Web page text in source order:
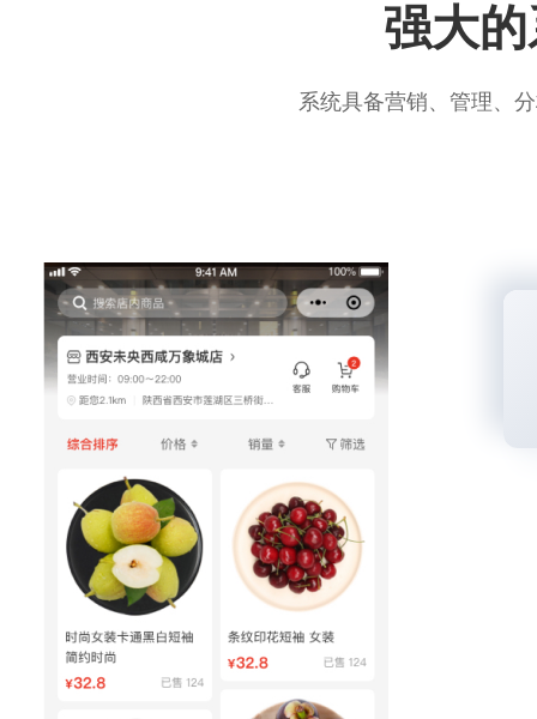
强大
系统具备营销、管理、